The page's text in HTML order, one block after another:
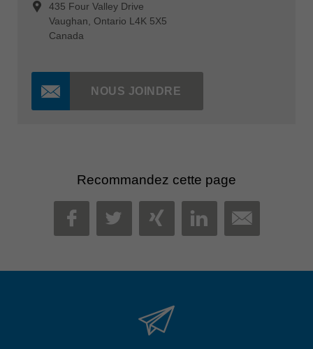
435 Four Valley Drive
Vaughan, Ontario L4K 5X5
Canada
NOUS JOINDRE
Recommandez cette page
FACEBOOK
TWITTER
XINGLINKEDIN
MAIL